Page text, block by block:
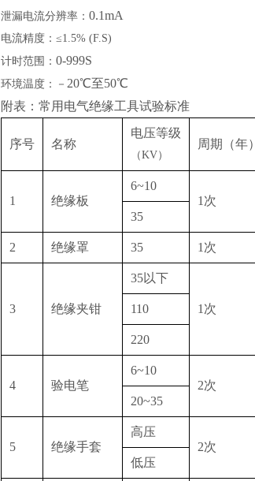
泄漏电流分辨率： 0.1mA
电流精度： ≤1.5% (F.S)
计时范围： 0-999S
环境温度：－ 20℃至50℃
附表：常用电气绝缘工具试验标准
序号 名称
电压等级
（KV）
周期（年）
1 绝缘板
6~10
1次
35
2 绝缘罩 35 1次
3 绝缘夹钳
35以下
1次
110
220
4 验电笔
6~10
2次
20~35
5 绝缘手套
高压
2次
低压